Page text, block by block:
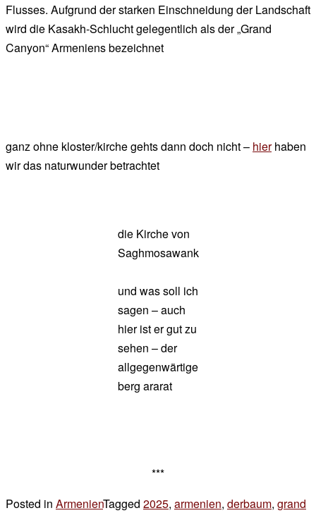
Flusses. Aufgrund der starken Einschneidung der Landschaft
wird die Kasakh-Schlucht gelegentlich als der „Grand
Canyon“ Armeniens bezeichnet
ganz ohne kloster/kirche gehts dann doch nicht – hierhaben
wir das naturwunder betrachtet
die Kirche von
Saghmosawank
und was soll ich
sagen – auch
hier ist er gut zu
sehen – der
allgegenwärtige
berg ararat
***
Posted in ArmenienTagged 2025, armenien, derbaum, grand